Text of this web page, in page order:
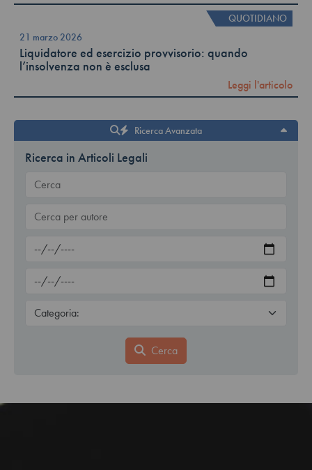
QUOTIDIANO
21 marzo 2026
Liquidatore ed esercizio provvisorio: quando
l’insolvenza non è esclusa
Leggi l'articolo
Ricerca Avanzata
Ricerca in Articoli Legali
Cerca